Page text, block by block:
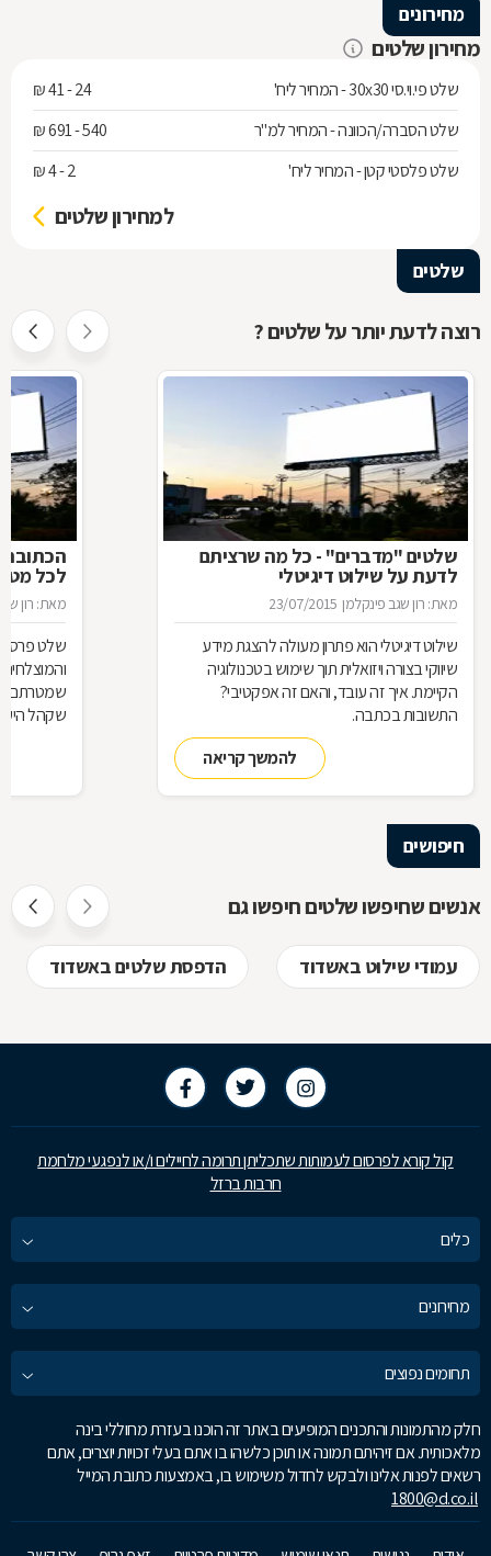
מחירונים
מחירון שלטים
שלט פי.וי.סי 30x30 - המחיר ליח'
24 - 41 ₪
שלט הסברה/הכוונה - המחיר למ"ר
540 - 691 ₪
שלט פלסטי קטן - המחיר ליח'
2 - 4 ₪
למחירון שלטים
שלטים
רוצה לדעת יותר על שלטים ?
שלטים "מדברים" - כל מה שרציתם
לדעת על שילוט דיגיטלי
מאת: רון שגב פינקלמן 23/07/2015
שילוט דיגיטלי הוא פתרון מעולה להצגת מידע
שיווקי בצורה ויזואלית תוך שימוש בטכנולוגיה
הקיימת. איך זה עובד, והאם זה אפקטיבי?
התשובות בכתבה.
להמשך קריאה
הכתובת
לכל
מאת: רון
שלט
שמטרתם
שקהל
חיפושים
אנשים שחיפשו שלטים חיפשו גם
עמודי שילוט באשדוד הדפסת שלטים באשדוד
קול קורא לפרסום לעמותות שתכליתן תרומה לחיילים ו/או לנפגעי מלחמת
חרבות ברזל
כלים
מחירונים
תחומים נפוצים
חלק מהתמונות והתכנים המופיעים באתר זה הוכנו בעזרת מחוללי בינה
מלאכותית. אם זיהיתם תמונה או תוכן כלשהו בו אתם בעלי זכויות יוצרים, אתם
רשאים לפנות אלינו ולבקש לחדול משימוש בו, באמצעות כתובת המייל
1800@d.co.il